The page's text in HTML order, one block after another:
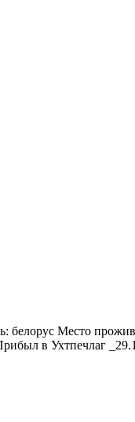
белорус Место
в Ухтпечлаг